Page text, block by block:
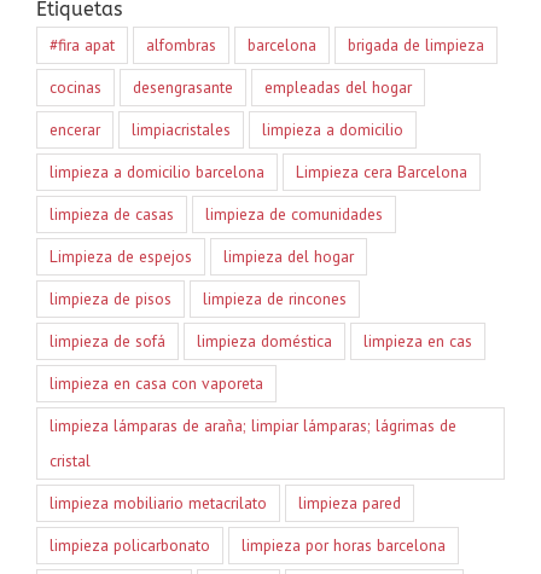
Etiquetas
#fira apat alfombras barcelona
brigada de limpieza
cocinas
desengrasante
empleadas del hogar
encerar
limpiacristales
limpieza a domicilio
limpieza a domicilio barcelona
Limpieza cera Barcelona
limpieza de casas
limpieza de comunidades
Limpieza de espejos
limpieza del hogar
limpieza de pisos
limpieza de rincones
limpieza de sofá
limpieza doméstica
limpieza en cas
limpieza en casa con vaporeta
limpieza lámparas de araña; limpiar lámparas; lágrimas de
cristal
limpieza mobiliario metacrilato
limpieza pared
limpieza policarbonato
limpieza por horas barcelona